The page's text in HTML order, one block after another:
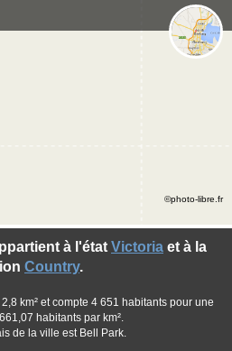
à l'état Victoria et à la
Country.
km² et compte 4 651 habitants pour une
habitants par km².
de la ville est Bell Park.
©photo-libre.fr